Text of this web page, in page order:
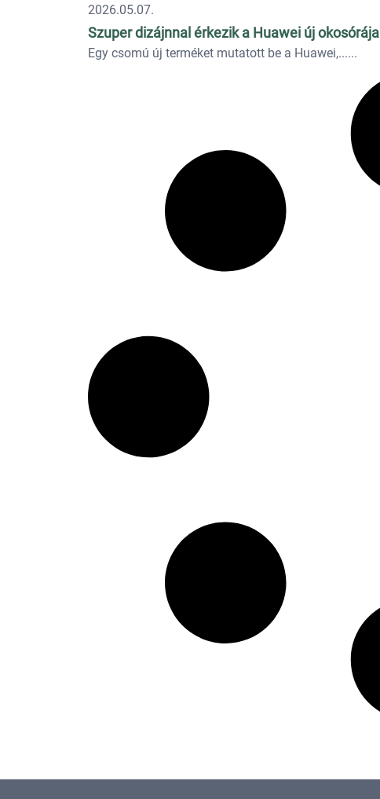
2026.05.07.
Szuper dizájnnal érkezik a Huawei új okosórája
Egy csomú új terméket mutatott be a Huawei,...